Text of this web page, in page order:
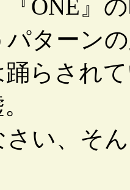
ONE』
ターン
踊らされ
い、そ